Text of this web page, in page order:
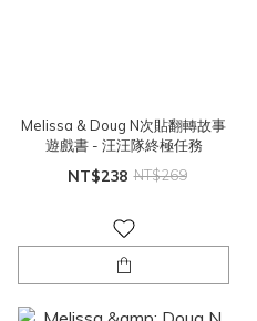
Melissa & Doug N次貼翻轉故事
遊戲書 - 汪汪隊終極任務
NT$238 NT$269